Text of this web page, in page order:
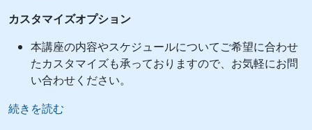
カスタマイズオプション
本講座の内容やスケジュールについてご希望に合わせ
たカスタマイズも承っておりますので、お気軽にお問
い合わせください。
続きを読む